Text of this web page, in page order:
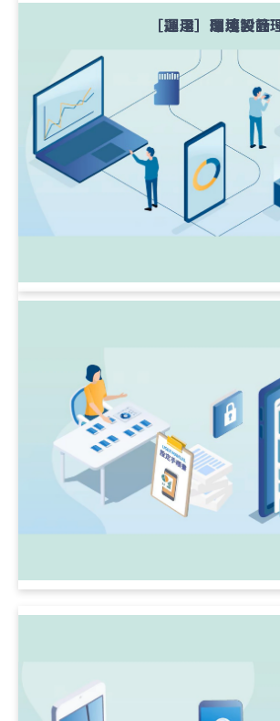
［調達］法人携帯
［調達］PC
［調達］関連製品
［運用］環境設計
［運用］運用・管